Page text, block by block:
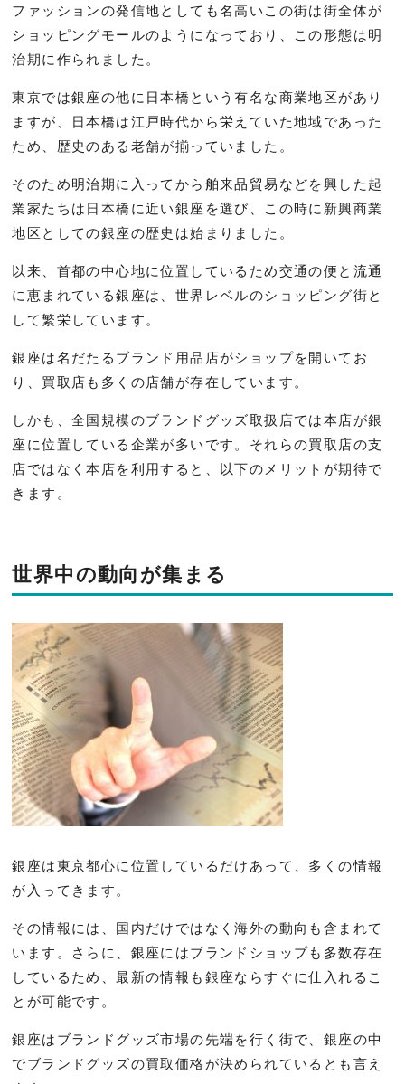
ファッションの発信地としても名高いこの街は街全体が
ショッピングモールのようになっており、この形態は明
治期に作られました。
東京では銀座の他に日本橋という有名な商業地区があり
ますが、日本橋は江戸時代から栄えていた地域であった
ため、歴史のある老舗が揃っていました。
そのため明治期に入ってから舶来品貿易などを興した起
業家たちは日本橋に近い銀座を選び、この時に新興商業
地区としての銀座の歴史は始まりました。
以来、首都の中心地に位置しているため交通の便と流通
に恵まれている銀座は、世界レベルのショッピング街と
して繁栄しています。
銀座は名だたるブランド用品店がショップを開いてお
り、買取店も多くの店舗が存在しています。
しかも、全国規模のブランドグッズ取扱店では本店が銀
座に位置している企業が多いです。それらの買取店の支
店ではなく本店を利用すると、以下のメリットが期待で
きます。
世界中の動向が集まる
銀座は東京都心に位置しているだけあって、多くの情報
が入ってきます。
その情報には、国内だけではなく海外の動向も含まれて
います。さらに、銀座にはブランドショップも多数存在
しているため、最新の情報も銀座ならすぐに仕入れるこ
とが可能です。
銀座はブランドグッズ市場の先端を行く街で、銀座の中
でブランドグッズの買取価格が決められているとも言え